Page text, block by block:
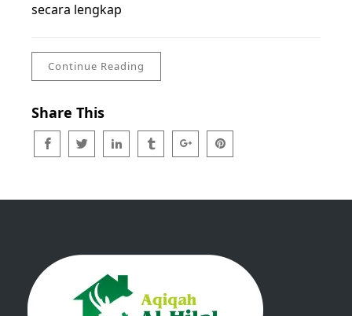
secara lengkap
Continue Reading
Share This